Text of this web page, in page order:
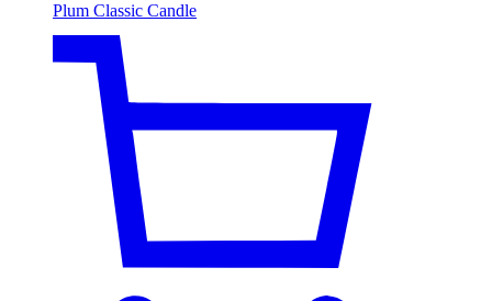
Plum Classic Candle